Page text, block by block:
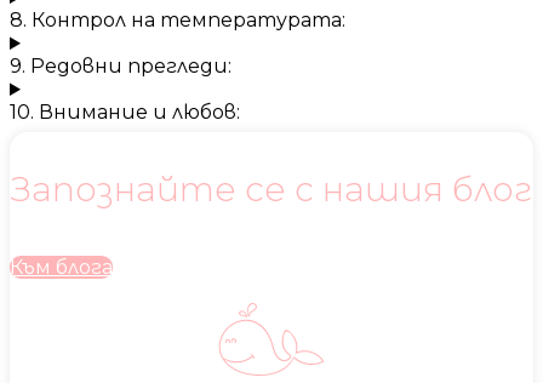
8. Контрол на температурата:
9. Редовни прегледи:
10. Внимание и любов:
Запознайте се с нашия блог
Към блога